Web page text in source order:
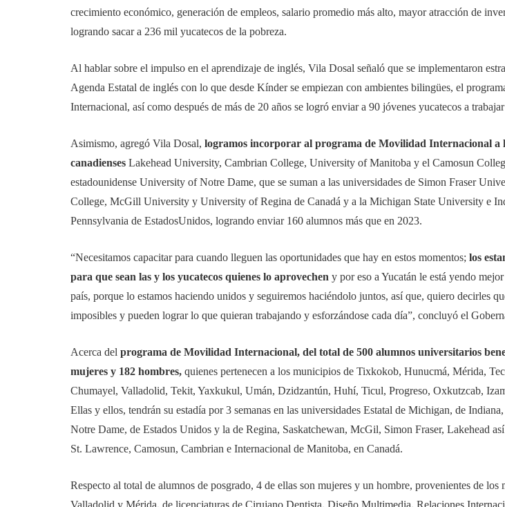
crecimiento económico, generación de empleos, salario promedio más alto, mayor atracción de
logrando sacar a 236 mil yucatecos de la pobreza.
Al hablar sobre el impulso en el aprendizaje de inglés, Vila Dosal señaló que se implementaron
Agenda Estatal de inglés con lo que desde Kínder se empiezan con ambientes bilingües, el
Internacional, así como después de más de 20 años se logró enviar a 90 jóvenes yucatecos a
Asimismo, agregó Vila Dosal, logramos incorporar al programa de Movilidad Internacional a
canadienses Lakehead University, Cambrian College, University of Manitoba y el Camosun
estadounidense University of Notre Dame, que se suman a las universidades de Simon Fraser
College, McGill University y University of Regina de Canadá y a la Michigan State University e
Pennsylvania de EstadosUnidos, logrando enviar 160 alumnos más que en 2023.
“Necesitamos capacitar para cuando lleguen las oportunidades que hay en estos momentos; los
para que sean las y los yucatecos quienes lo aprovechen y por eso a Yucatán le está yendo
país, porque lo estamos haciendo unidos y seguiremos haciéndolo juntos, así que, quiero decirles
imposibles y pueden lograr lo que quieran trabajando y esforzándose cada día”, concluyó el
Acerca del programa de Movilidad Internacional, del total de 500 alumnos universitarios
mujeres y 182 hombres, quienes pertenecen a los municipios de Tixkokob, Hunucmá, Mérida,
Chumayel, Valladolid, Tekit, Yaxkukul, Umán, Dzidzantún, Huhí, Ticul, Progreso, Oxkutzcab,
Ellas y ellos, tendrán su estadía por 3 semanas en las universidades Estatal de Michigan, de
Notre Dame, de Estados Unidos y la de Regina, Saskatchewan, McGil, Simon Fraser, Lakehead
St. Lawrence, Camosun, Cambrian e Internacional de Manitoba, en Canadá.
Respecto al total de alumnos de posgrado, 4 de ellas son mujeres y un hombre, provenientes de los
Valladolid y Mérida, de licenciaturas de Cirujano Dentista, Diseño Multimedia, Relaciones